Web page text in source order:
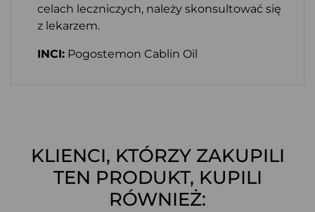
celach leczniczych, należy skonsultować się
z lekarzem.
INCI: Pogostemon Cablin Oil
KLIENCI, KTÓRZY ZAKUPILI
TEN PRODUKT, KUPILI
RÓWNIEŻ: